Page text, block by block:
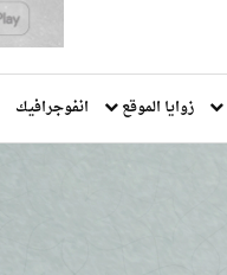
زوايا الموقع انفوجرافيك